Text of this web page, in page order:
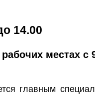
14.00
местах с
главным